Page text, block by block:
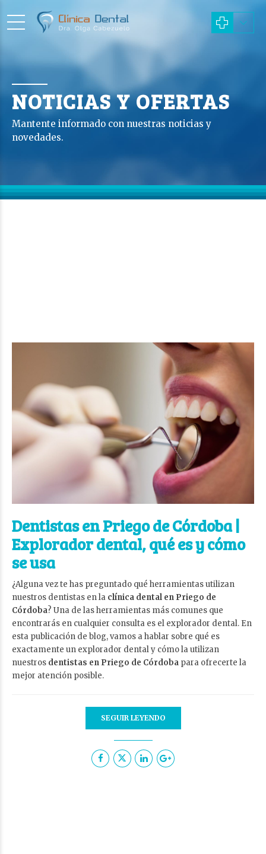
NOTICIAS Y OFERTAS
Mantente informado con nuestras noticias y
novedades.
Dentistas en Priego de Córdoba |
Explorador dental, qué es y cómo
se usa
¿Alguna vez te has preguntado qué herramientas utilizan
nuestros dentistas en la clínica dental en Priego de
Córdoba? Una de las herramientas más comunes que
encontrarás en cualquier consulta es el explorador dental. En
esta publicación de blog, vamos a hablar sobre qué es
exactamente un explorador dental y cómo la utilizan
nuestros dentistas en Priego de Córdoba para ofrecerte la
mejor atención posible.
SEGUIR LEYENDO